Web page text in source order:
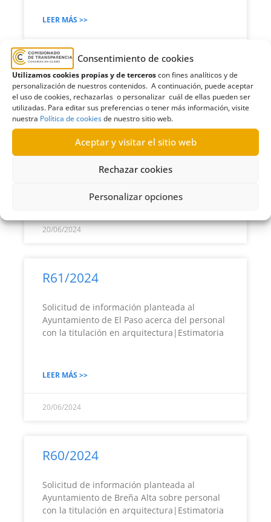
Consentimiento de cookies
Utilizamos cookies propias y de terceroscon fines analíticos y de
personalización de nuestros contenidos. A continuación, puede aceptar
el uso de cookies, rechazarlas o personalizar cuál de ellas pueden ser
utilizadas. Para editar sus preferencias o tener más información, visite
nuestra Política de cookiesde nuestro sitio web.
Aceptar y visitar el sitio web
Rechazar cookies
Personalizar opciones
LEER MÁS >>
20/06/2024
R62/2024
Solicitud de información planteada al
Ayuntamiento de Fuencaliente acerca del
personal con la titulación en
arquitectura|Estimatoria
20/06/2024
R61/2024
Solicitud de información planteada al
Ayuntamiento de El Paso acerca del personal
con la titulación en arquitectura|Estimatoria
LEER MÁS >>
20/06/2024
R60/2024
Solicitud de información planteada al
Ayuntamiento de Breña Alta sobre personal
con la titulación en arquitectura|Estimatoria